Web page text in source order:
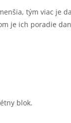
tým viac
je ich poradie
blok.